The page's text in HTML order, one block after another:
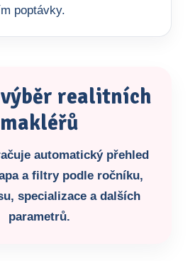
poptávky.
realitních
makléřů
automatický přehled
a filtry podle ročníku,
specializace a dalších
parametrů.